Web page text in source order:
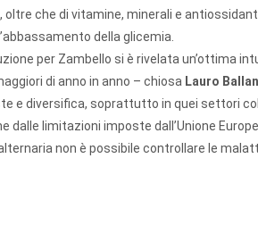
oltre che di vitamine, minerali e
della glicemia.
per Zambello si è rivelata un’ottima
di anno in anno – chiosa Lauro
e diversifica, soprattutto in quei settori
dalle limitazioni imposte dall’Unione
non è possibile controllare le